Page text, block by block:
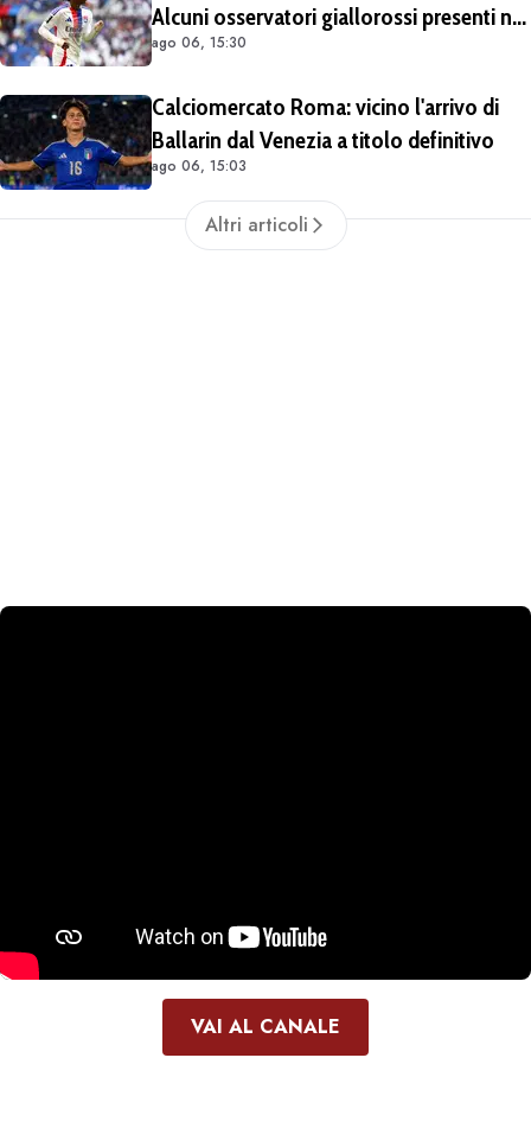
Alcuni osservatori giallorossi presenti nel
match di Champions con il Lione
ago 06, 15:30
Calciomercato Roma: vicino l'arrivo di
Ballarin dal Venezia a titolo definitivo
ago 06, 15:03
Altri articoli
VAI AL CANALE